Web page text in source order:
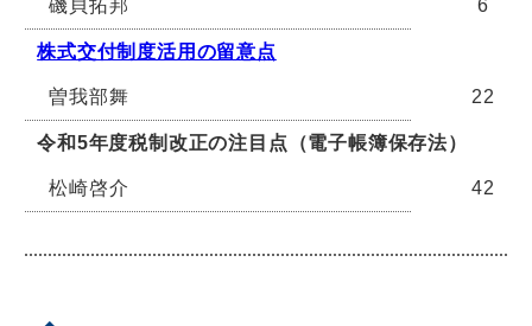
磯貝拓邦 6
株式交付制度活用の留意点
曽我部舞 22
令和5年度税制改正の注目点（電子帳簿保存法）
松崎啓介 42